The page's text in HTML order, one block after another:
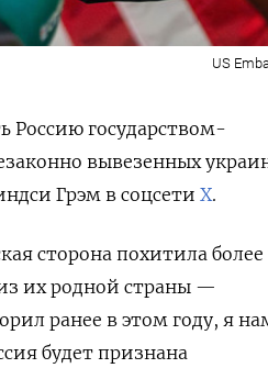
US
Россию государством-
вывезенных
Грэм в соцсети X.
сторона похитила более
их родной страны —
ранее в этом году, я
будет признана